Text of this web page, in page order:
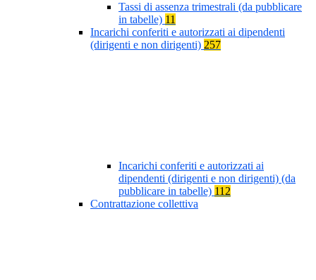
Tassi di assenza trimestrali (da pubblicare
in tabelle) 11
Incarichi conferiti e autorizzati ai dipendenti
(dirigenti e non dirigenti) 257
Incarichi conferiti e autorizzati ai
dipendenti (dirigenti e non dirigenti) (da
pubblicare in tabelle) 112
Contrattazione collettiva